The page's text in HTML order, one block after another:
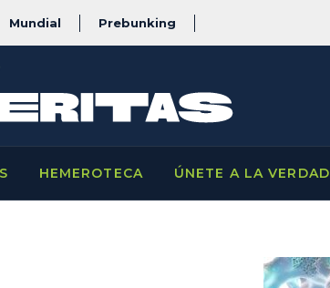
Mundial Prebunking
HEMEROTECA ÚNETE A LA VERDAD